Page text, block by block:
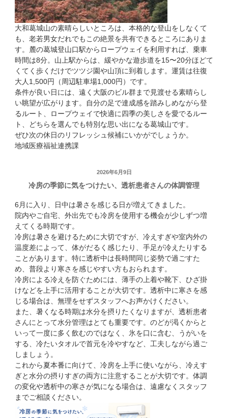
大和葛城山の素晴らしいところは、本格的な登山をしなくて
も、老若男女だれでもこの絶景を共有できるところにありま
す。麓の葛城登山口駅からロープウェイを利用すれば、乗車
時間は8分。山上駅からは、緩やかな遊歩道を15〜20分ほどて
くてく歩くだけでツツジ園や山頂に到着します。運賃は往復
大人1,500円（周辺駐車場1,000円）です。
条件が良い日には、遠く大阪のビル群まで見渡せる素晴らし
い眺望が広がります。自分の足で達成感を踏みしめながら登
るルート、ロープウェイで快適に四季の美しさを愛でるルー
ト、どちらを選んでも特別な思い出になる葛城山です。
ぜひ次の休日のリフレッシュ候補にいかがでしょうか。
地域医療福祉連携課
投
稿
2026年6月9日
冷房の季節に気をつけたい、透析患者さんの体調管理
6月に入り、日中は暑さを感じる日が増えてきました。
院内やご自宅、外出先でも冷房を使用する機会が少しずつ増
えてくる時期です。
冷房は暑さを避けるために大切ですが、冷えすぎや室内外の
温度差によって、体がだるく感じたり、手足が冷えたりする
ことがあります。特に透析中は長時間同じ姿勢で過ごすた
め、普段より寒さを感じやすい方もおられます。
冷房による冷えを防ぐためには、薄手の上着や靴下、ひざ掛
けなどを上手に活用することが大切です。透析中に寒さを感
じる場合は、無理をせずスタッフへお声かけください。
また、暑くなる時期は水分を摂りたくなりますが、透析患者
さんにとって水分管理はとても重要です。のどが渇くからと
いって一度に多く飲むのではなく、氷を口に含む、うがいを
する、冷たいタオルで首元を冷やすなど、工夫しながら過ご
しましょう。
これから夏本番に向けて、冷房を上手に使いながら、冷えす
ぎと水分の摂りすぎの両方に注意することが大切です。体調
の変化や透析中の寒さが気になる場合は、遠慮なくスタッフ
までご相談ください。